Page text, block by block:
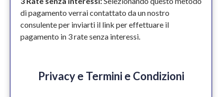
di pagamento verrai contattato da un nostro
consulente per inviarti il link per effettuare il
pagamento in 3 rate senza interessi.
Privacy e Termini e Condizioni